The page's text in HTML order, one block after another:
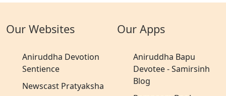
Our Websites
Aniruddha Devotion
Sentience
Newscast Pratyaksha
Our Apps
Aniruddha Bapu
Devotee - Samirsinh
Blog